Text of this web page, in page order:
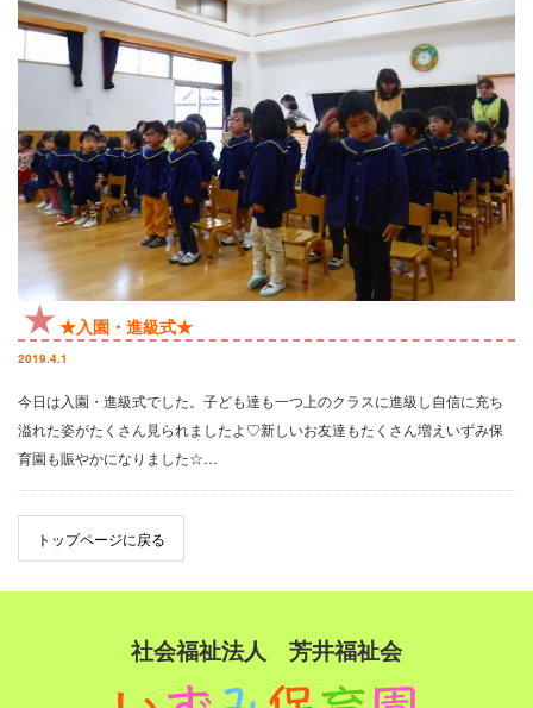
★入園・進級式★
2019.4.1
今日は入園・進級式でした。子ども達も一つ上のクラスに進級し自信に充ち
溢れた姿がたくさん見られましたよ♡新しいお友達もたくさん増えいずみ保
育園も賑やかになりました☆…
トップページに戻る
社会福祉法人 芳井福祉会